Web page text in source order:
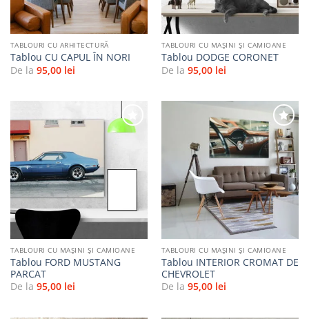
TABLOURI CU ARHITECTURĂ
Tablou CU CAPUL ÎN NORI
De la 95,00 lei
TABLOURI CU MAŞINI ŞI CAMIOANE
Tablou DODGE CORONET
De la 95,00 lei
la
TABLOURI CU MAŞINI ŞI CAMIOANE
Tablou FORD MUSTANG
PARCAT
De la 95,00 lei
Adaugă
la
favorite
TABLOURI CU MAŞINI ŞI CAMIOANE
Tablou INTERIOR CROMAT DE
CHEVROLET
De la 95,00 lei